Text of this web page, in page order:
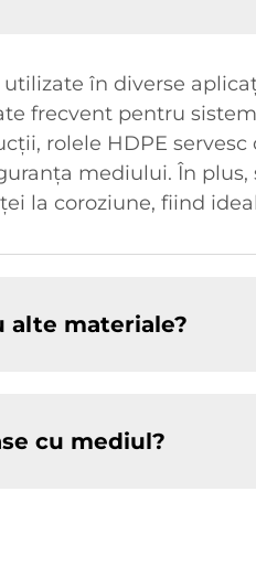
în diverse
frecvent pentru
rolele HDPE
mediului. În
la coroziune, fiind
alte materiale?
cu mediul?